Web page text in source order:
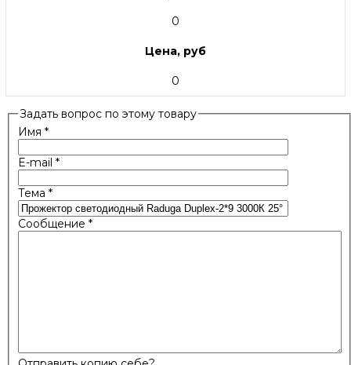
0
Цена, руб
0
Задать вопрос по этому товару
Имя *
E-mail *
Тема *
Сообщение *